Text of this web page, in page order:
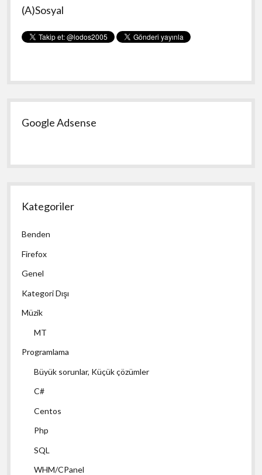
Menü
(A)Sosyal
Google Adsense
Kategoriler
Benden
Firefox
Genel
Kategori Dışı
Müzik
MT
Programlama
Büyük sorunlar, Küçük çözümler
C#
Centos
Php
SQL
WHM/CPanel